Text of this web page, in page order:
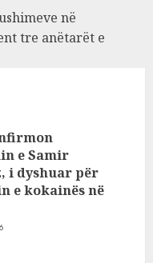
në
tre anëtarët e
e Samir
i dyshuar për
e kokainës në